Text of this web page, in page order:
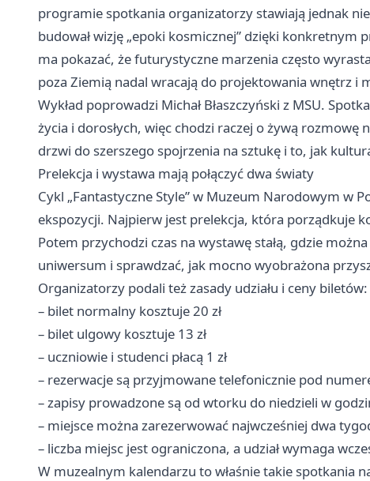
programie spotkania organizatorzy stawiają jednak
budował wizję „epoki kosmicznej” dzięki
ma pokazać, że futurystyczne marzenia często
poza Ziemią nadal wracają do projektowania wnętrz i
Wykład poprowadzi Michał Błaszczyński z MSU.
życia i dorosłych, więc chodzi raczej o żywą
drzwi do szerszego spojrzenia na sztukę i to, jak
Prelekcja i wystawa mają połączyć dwa światy
Cykl „Fantastyczne Style” w Muzeum Narodowym w
ekspozycji. Najpierw jest prelekcja, która porządkuje
Potem przychodzi czas na wystawę stałą, gdzie
uniwersum i sprawdzać, jak mocno wyobrażona
Organizatorzy podali też zasady udziału i ceny biletów:
– bilet normalny kosztuje 20 zł
– bilet ulgowy kosztuje 13 zł
– uczniowie i studenci płacą 1 zł
– rezerwacje są przyjmowane telefonicznie pod
– zapisy prowadzone są od wtorku do niedzieli w
– miejsce można zarezerwować najwcześniej dwa
– liczba miejsc jest ograniczona, a udział wymaga
W muzealnym kalendarzu to właśnie takie spotkania